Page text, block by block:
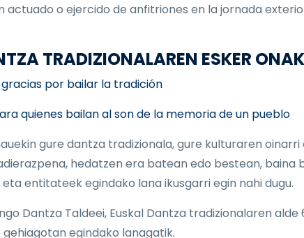
actuado o ejercido de anfitriones en la jornada
TRADIZIONALAREN ESKER ONAK
gracias por bailar la tradición
quienes bailan al son de la memoria de un pueblo
gure dantza tradizionala, gure kulturaren oinarri
hedatzen era batean edo bestean, baina
eta entitateek egindako lana ikusgarri egin nahi dugu.
Dantza Taldeei, Euskal Dantza tradizionalaren alde
egindako lanagatik.